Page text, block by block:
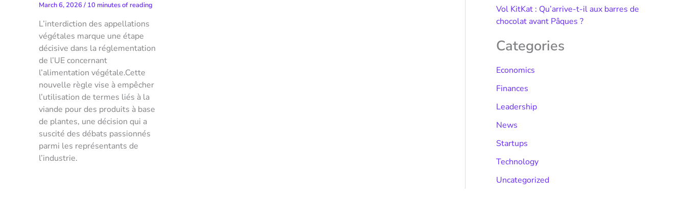
March 6, 2026/ 10 minutes of reading
L’interdiction des appellations
végétales marque une étape
décisive dans la réglementation
de l’UE concernant
l’alimentation végétale.Cette
nouvelle règle vise à empêcher
l’utilisation de termes liés à la
viande pour des produits à base
de plantes, une décision qui a
suscité des débats passionnés
parmi les représentants de
l’industrie.
Vol KitKat : Qu’arrive-t-il aux barres de
chocolat avant Pâques ?
Categories
Economics
Finances
Leadership
News
Startups
Technology
Uncategorized